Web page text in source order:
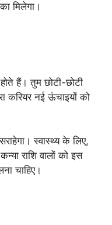
मिलेगा।
हैं। तुम छोटी-छोटी
करियर नई ऊंचाइयों को
स्वास्थ्य के लिए,
राशि वालों को इस
चाहिए।